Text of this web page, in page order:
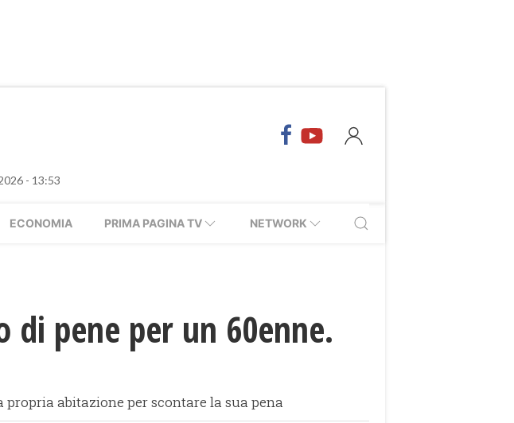
- 13:53
ECONOMIA PRIMA PAGINA TV NETWORK
di pene per un 60enne.
abitazione per scontare la sua pena